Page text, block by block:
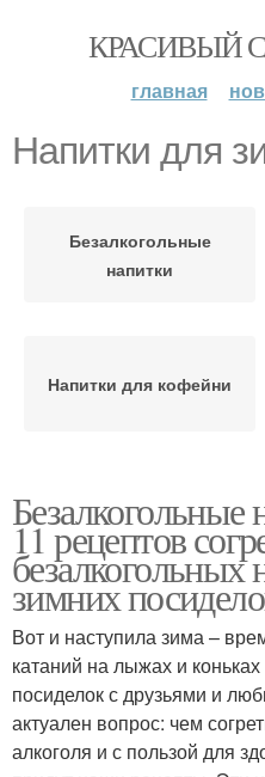
КРАСИВЫЙ
главная
Напитки для
Безалкогольные
напитки
Напитки для кофейни
кожуры
Зимние напитки
Безалкогольные
11 рецептов
безалкогольных
зимних
Вот и наступила зима –
катаний на лыжах и
посиделок с друзьями и
актуален вопрос: чем
алкоголя и с пользой для